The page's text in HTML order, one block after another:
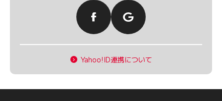
Yahoo!ID連携について